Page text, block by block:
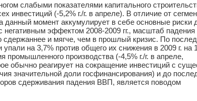
слабыми показателями капитального
инвестиций (-5,2% г./г. в апреле). В отличие от
данный момент аккумулирует в себе основные
негативным эффектом 2008-2009 гг., масштаб падения
сдержаннее и мягче, чем в прошлый кризис. По
упали на 3,7% против общего их снижения в 2009 г. на
промышленного производства (-4,5% г./г. в апреле,
обычно реагирует на сокращение инвестиций с
значительной доли госфинансирования) и до
сдерживания падения ВВП, является поводом